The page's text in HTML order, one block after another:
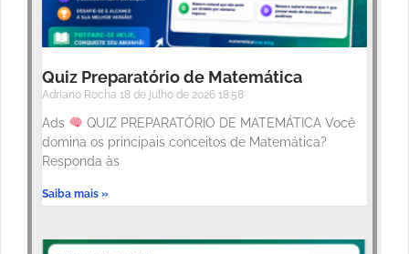
Quiz Preparatório de Matemática
Adriano Rocha 18 de julho de 2026 18:58
Ads
QUIZ PREPARATÓRIO DE MATEMÁTICA Você
domina os principais conceitos de Matemática?
Responda às
Saiba mais »